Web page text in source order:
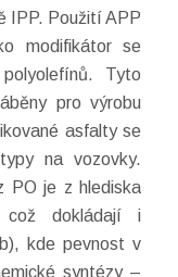
IPP. Použití APP
modifikátor se
Tyto
pro výrobu
asfalty se
na vozovky.
PO je z hlediska
což dokládají i
kde pevnost v
syntézy –